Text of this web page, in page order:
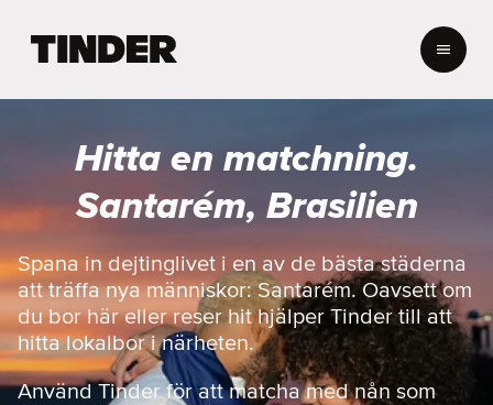
r
s
a
r
t
s
i
d
a
Hitta en matchning.
Santarém, Brasilien
Spana in dejtinglivet i en av de bästa städerna
att träffa nya människor: Santarém. Oavsett om
du bor här eller reser hit hjälper Tinder till att
hitta lokalbor i närheten.
Använd Tinder för att matcha med nån som